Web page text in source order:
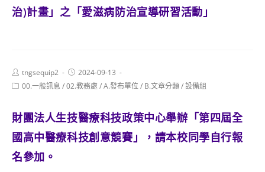
治)計畫」之「愛滋病防治宣導研習活動」
Post
author:
tngsequip2
Post
published:
2024-09-13
Post00.一般訊息 /02.教務處 /A.發布單位/ B.文章分類/設備組
財團法人生技醫療科技政策中心舉辦「第四屆全
國高中醫療科技創意競賽」，請本校同學自行報
名參加。